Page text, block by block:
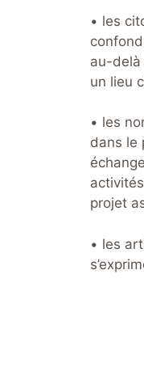
• les
au-delà
un lieu
• les
dans le
projet
• les